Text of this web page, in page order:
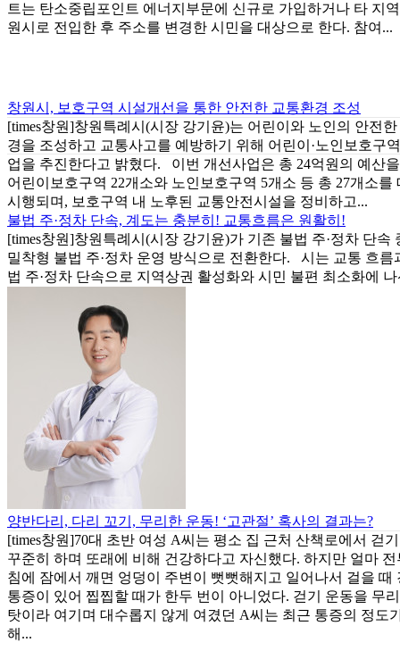
트는 탄소중립포인트 에너지부문에 신규로 가입하거나 타 지
원시로 전입한 후 주소를 변경한 시민을 대상으로 한다. 참여...
창원시, 보호구역 시설개선을 통한 안전한 교통환경 조성
[times창원]창원특례시(시장 강기윤)는 어린이와 노인의 안전
경을 조성하고 교통사고를 예방하기 위해 어린이·노인보호구
업을 추진한다고 밝혔다. 이번 개선사업은 총 24억원의 예산
어린이보호구역 22개소와 노인보호구역 5개소 등 총 27개소를
시행되며, 보호구역 내 노후된 교통안전시설을 정비하고...
불법 주·정차 단속, 계도는 충분히! 교통흐름은 원활히!
[times창원]창원특례시(시장 강기윤)가 기존 불법 주·정차 단
밀착형 불법 주·정차 운영 방식으로 전환한다. 시는 교통 흐
법 주·정차 단속으로 지역상권 활성화와 시민 불편 최소화에
양반다리, 다리 꼬기, 무리한 운동! ‘고관절’ 혹사의 결과는?
[times창원]70대 초반 여성 A씨는 평소 집 근처 산책로에서 걷
꾸준히 하며 또래에 비해 건강하다고 자신했다. 하지만 얼마 전
침에 잠에서 깨면 엉덩이 주변이 뻣뻣해지고 일어나서 걸을 때
통증이 있어 찝찝할 때가 한두 번이 아니었다. 걷기 운동을 무
탓이라 여기며 대수롭지 않게 여겼던 A씨는 최근 통증의 정도
해...